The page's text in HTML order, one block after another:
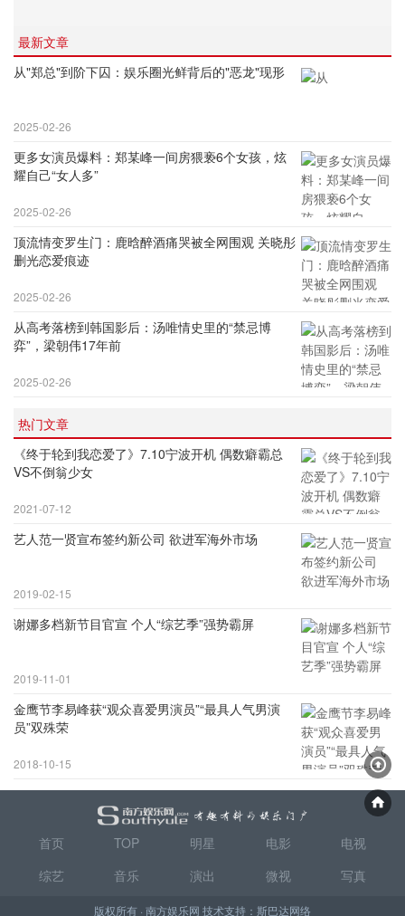
最新文章
从"郑总"到阶下囚：娱乐圈光鲜背后的"恶龙"现形
2025-02-26
更多女演员爆料：郑某峰一间房猥亵6个女孩，炫
耀自己“女人多”
2025-02-26
顶流情变罗生门：鹿晗醉酒痛哭被全网围观 关晓彤
删光恋爱痕迹
2025-02-26
从高考落榜到韩国影后：汤唯情史里的“禁忌博
弈”，梁朝伟17年前
2025-02-26
热门文章
《终于轮到我恋爱了》7.10宁波开机 偶数癖霸总
VS不倒翁少女
2021-07-12
艺人范一贤宣布签约新公司 欲进军海外市场
2019-02-15
谢娜多档新节目官宣 个人“综艺季”强势霸屏
2019-11-01
金鹰节李易峰获“观众喜爱男演员”“最具人气男演
员”双殊荣
2018-10-15
首页 TOP 明星 电影
电视
综艺
音乐 演出 微视 写真
版权所有 · 南方娱乐网 技术支持： 斯巴达网络